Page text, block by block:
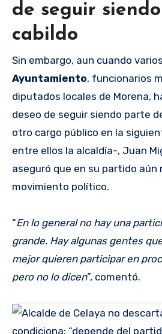
de seguir
cabildo
Sin embargo, aun cuando
Ayuntamiento, funcionarios
diputados locales de Morena,
deseo de seguir siendo parte
otro cargo público en la
entre ellos la alcaldía-, Juan
aseguró que en su partido aún
movimiento político.
“En lo general no hay una
grande. Hay algunas gentes
mejor quieren participar en
pero no lo dicen”, comentó.